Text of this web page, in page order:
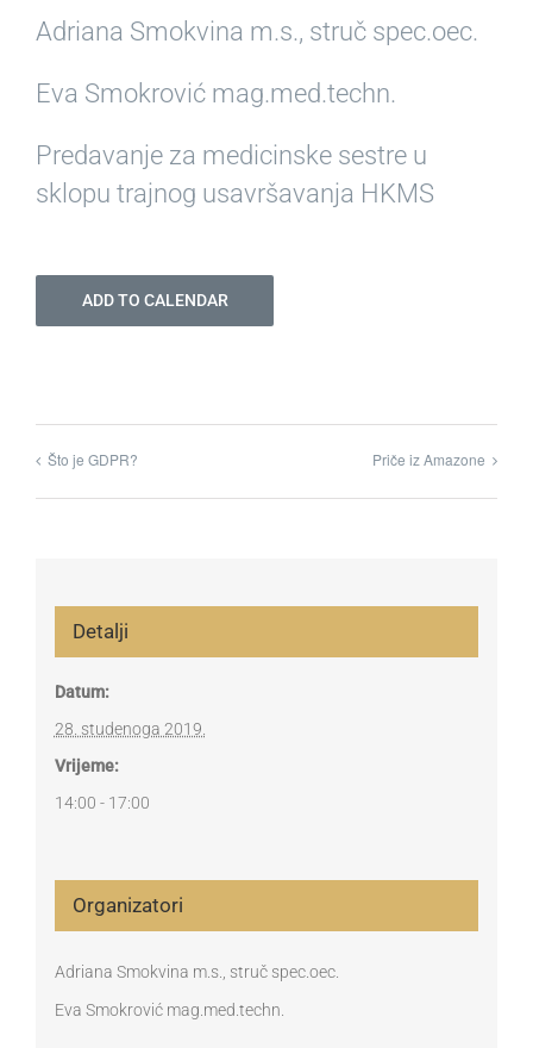
Adriana Smokvina m.s., struč spec.oec.
Eva Smokrović mag.med.techn.
Predavanje za medicinske sestre u
sklopu trajnog usavršavanja HKMS
ADD TO CALENDAR
Što je GDPR? Priče iz Amazone
Detalji
Datum:
28. studenoga 2019.
Vrijeme:
14:00 - 17:00
Organizatori
Adriana Smokvina m.s., struč spec.oec.
Eva Smokrović mag.med.techn.